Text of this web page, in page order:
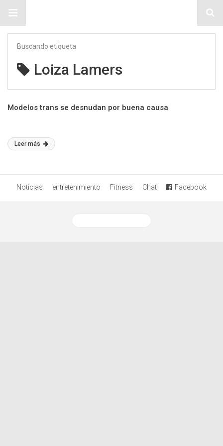
Buscando etiqueta
Loiza Lamers
Modelos trans se desnudan por buena causa
Leer más
Noticias entretenimiento Fitness Chat Facebook